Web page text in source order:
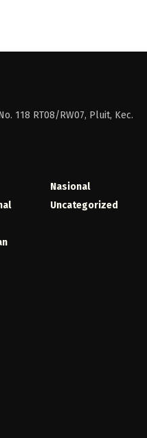
118 RT08/RW07, Pluit, Kec.
Nasional
Uncategorized